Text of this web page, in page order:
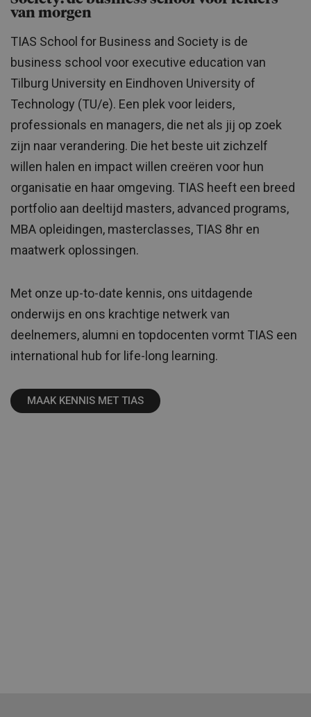
van morgen
TIAS School for Business and Society is de
business school voor executive education van
Tilburg University en Eindhoven University of
Technology (TU/e). Een plek voor leiders,
professionals en managers, die net als jij op zoek
zijn naar verandering. Die het beste uit zichzelf
willen halen en impact willen creëren voor hun
organisatie en haar omgeving. TIAS heeft een breed
portfolio aan deeltijd masters, advanced programs,
MBA opleidingen, masterclasses, TIAS 8hr en
maatwerk oplossingen.
Met onze up-to-date kennis, ons uitdagende
onderwijs en ons krachtige netwerk van
deelnemers, alumni en topdocenten vormt TIAS een
international hub for life-long learning.
MAAK KENNIS MET TIAS